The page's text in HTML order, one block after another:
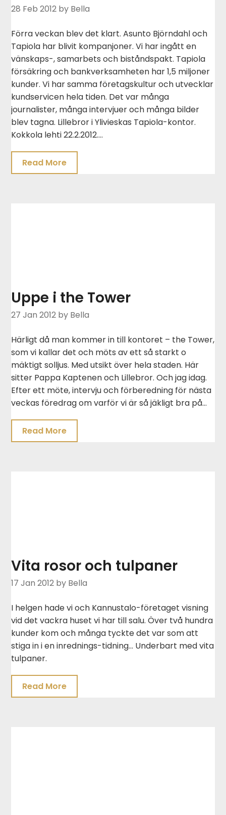
28 Feb 2012 by Bella
Förra veckan blev det klart. Asunto Björndahl och
Tapiola har blivit kompanjoner. Vi har ingått en
vänskaps-, samarbets och biståndspakt. Tapiola
försäkring och bankverksamheten har 1,5 miljoner
kunder. Vi har samma företagskultur och utvecklar
kundservicen hela tiden. Det var många
journalister, många intervjuer och många bilder
blev tagna. Lillebror i Ylivieskas Tapiola-kontor.
Kokkola lehti 22.2.2012….
Read More
Uppe i the Tower
27 Jan 2012 by Bella
Härligt då man kommer in till kontoret – the Tower,
som vi kallar det och möts av ett så starkt o
mäktigt solljus. Med utsikt över hela staden. Här
sitter Pappa Kaptenen och Lillebror. Och jag idag.
Efter ett möte, intervju och förberedning för nästa
veckas föredrag om varför vi är så jäkligt bra på…
Read More
Vita rosor och tulpaner
17 Jan 2012 by Bella
I helgen hade vi och Kannustalo-företaget visning
vid det vackra huset vi har till salu. Över två hundra
kunder kom och många tyckte det var som att
stiga in i en inrednings-tidning… Underbart med vita
tulpaner.
Read More